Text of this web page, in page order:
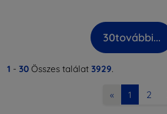
30további...
1 - 30 Összes találat 3929.
« 1 2